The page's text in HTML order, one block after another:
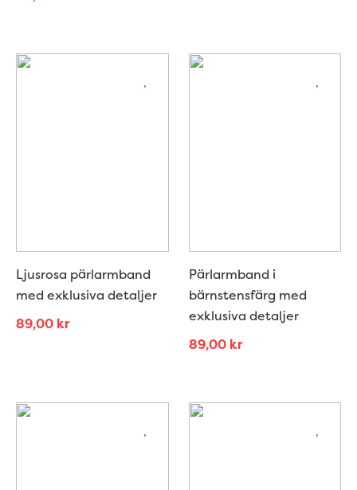
Ljusrosa pärlarmband
med exklusiva detaljer
89,00 kr
Pärlarmband i
bärnstensfärg med
exklusiva detaljer
89,00 kr